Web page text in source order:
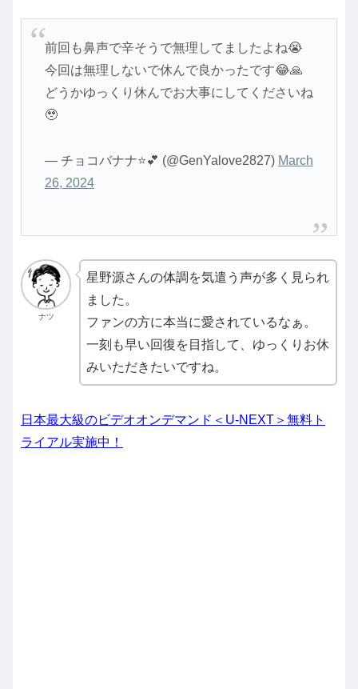
前回も鼻声で辛そうで無理してましたよね😭
今回は無理しないで休んで良かったです😂🙏
どうかゆっくり休んでお大事にしてくださいね
🥹
— チョコバナナ⭐💕 (@GenYalove2827) March
26, 2024
ナツ
星野源さんの体調を気遣う声が多く見られ
ました。
ファンの方に本当に愛されているなぁ。
一刻も早い回復を目指して、ゆっくりお休
みいただきたいですね。
日本最大級のビデオオンデマンド＜U-NEXT＞無料ト
ライアル実施中！